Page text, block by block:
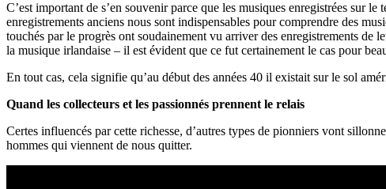
C’est important de s’en souvenir parce que les musiques enregistrées sur
enregistrements anciens nous sont indispensables pour comprendre des
touchés par le progrès ont soudainement vu arriver des enregistrements
la musique irlandaise – il est évident que ce fut certainement le cas pour
En tout cas, cela signifie qu’au début des années 40 il existait sur le sol
Quand les collecteurs et les passionnés prennent le relais
Certes influencés par cette richesse, d’autres types de pionniers vont
hommes qui viennent de nous quitter.